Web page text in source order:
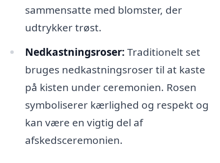
sammensatte med blomster, der
udtrykker trøst.
Nedkastningsroser: Traditionelt set
bruges nedkastningsroser til at kaste
på kisten under ceremonien. Rosen
symboliserer kærlighed og respekt og
kan være en vigtig del af
afskedsceremonien.